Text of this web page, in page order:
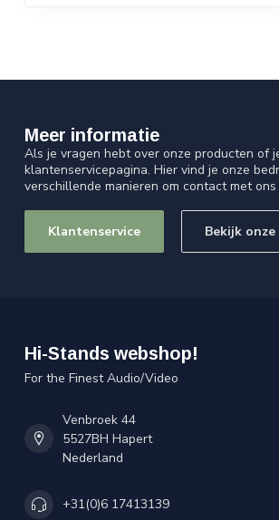
Meer informatie
Als je vragen hebt over onze producten of
klantenservicepagina. Hier vind je onze
verschillende manieren om contact met
Klantenservice Bekijk
Hi-Stands webshop!
For the Finest Audio/Video
Venbroek 44
5527BH Hapert
Nederland
+31(0)6 17413139